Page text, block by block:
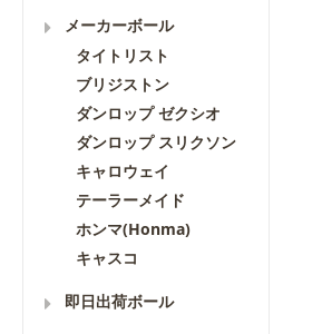
メーカーボール
タイトリスト
ブリジストン
ダンロップ ゼクシオ
ダンロップ スリクソン
キャロウェイ
テーラーメイド
ホンマ(Honma)
キャスコ
即日出荷ボール